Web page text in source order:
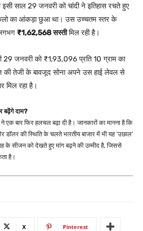
इसी साल 29 जनवरी को चांदी ने इतिहास रचते हुए
का आंकड़ा छुआ था। उस उच्चतम स्तर के
₹1,62,568 सस्तीमिल रही है।
29 जनवरी को ₹1,93,096 प्रति 10 ग्राम का
की तेजी के बावजूद सोना अपने उस हाई लेवल से
मिल रहा है।
बढ़ेंगे दाम?
बार फिर हलचल बढ़ा दी है। जानकारों का मानना है कि
डॉलर की स्थिति के चलते भारतीय बाजार में भी यह ‘उछाल’
के सीजन को देखते हुए मांग बढ़ने की उम्मीद है, जिससे
है।
X Pinterest